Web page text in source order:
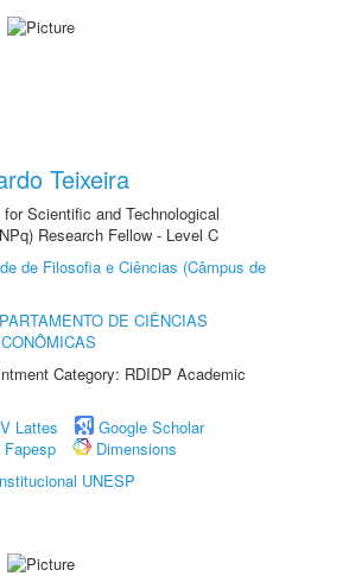
Teixeira
Scientific and Technological
Research Fellow - Level C
de Filosofia e Ciências (Câmpus de
DE CIÊNCIAS
Category: RDIDP Academic
Lattes
Google Scholar
Fapesp
Dimensions
UNESP